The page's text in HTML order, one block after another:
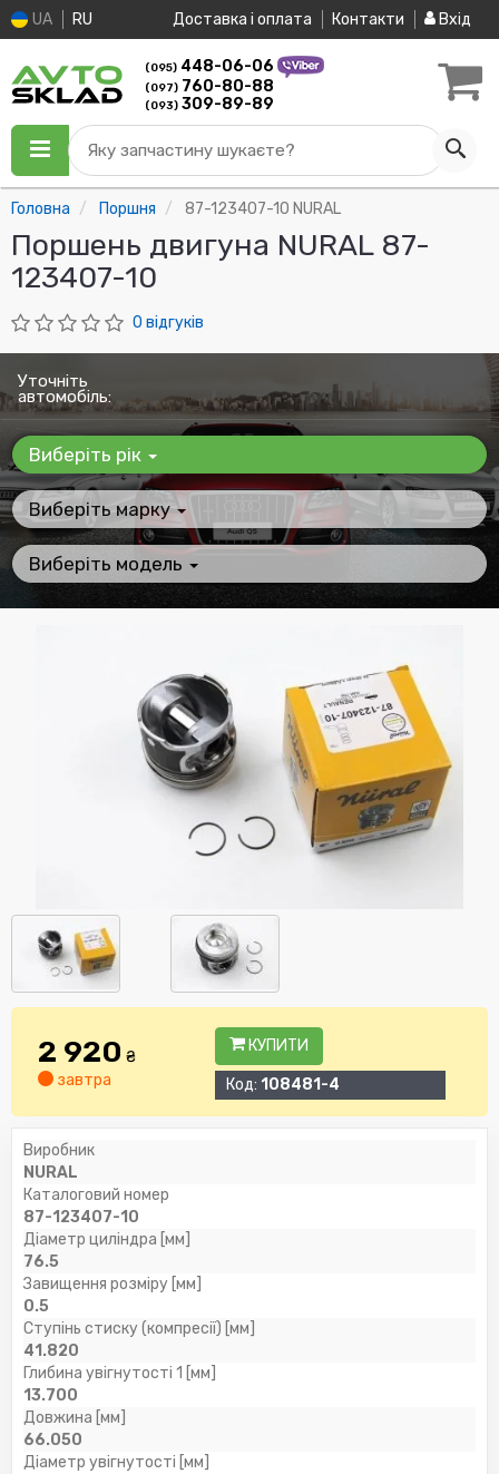
UA RU Доставка і оплата Контакти Вхід
(095) 448-06-06
(097) 760-80-88
(093) 309-89-89
Яку запчастину шукаєте?
Головна Поршня 87-123407-10 NURAL
Поршень двигуна NURAL 87-
123407-10
0 відгуків
Уточніть
автомобіль:
Виберіть рік
Виберіть марку
Виберіть модель
2 920 ₴
завтра
КУПИТИ
Код: 108481-4
Виробник
NURAL
Каталоговий номер
87-123407-10
Діаметр циліндра [мм]
76.5
Завищення розміру [мм]
0.5
Ступінь стиску (компресії) [мм]
41.820
Глибина увігнутості 1 [мм]
13.700
Довжина [мм]
66.050
Діаметр увігнутості [мм]